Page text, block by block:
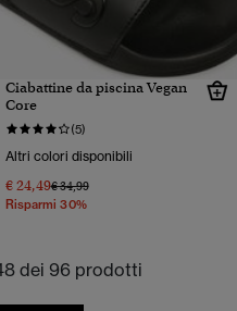
Ciabattine da piscina Vegan
Core
(5)
Altri colori disponibili
€ 24,49Prezzo ridotto da
€ 34,99a
Risparmi 30%
dei 96 prodotti